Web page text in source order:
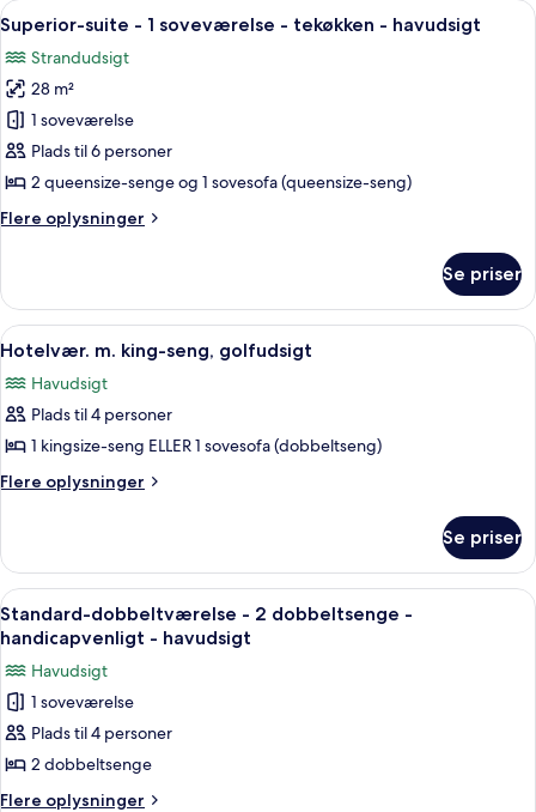
og
mikrobølgeovn
-
ved
stranden
Indlæs
alle
billeder
af
Superior-
suite
-
soveværelse
havudsigt
Et hotelværelse med to senge, et
20
Superior-suite - 1 soveværelse - tekøkken - havudsigt
Strandudsigt
28 m²
1 soveværelse
Plads til 6 personer
2 queensize-senge og 1 sovesofa (queensize-seng)
Flere oplysninger
Flere
suite
1
-
tekøkken
havudsigt
Se priser
Indlæs
alle
billeder
af
Hotelvær.
m.
golfudsigt
Et hotelværelse med en seng, en
8
Hotelvær. m. king-seng, golfudsigt
Havudsigt
Plads til 4 personer
1 kingsize-seng ELLER 1 sovesofa (dobbeltseng)
Flere oplysninger
Flere
m.
king-
seng,
golfudsigt
Se priser
Indlæs
alle
billeder
af
Standard-
dobbeltværelse
-
2
Et hotelværelse med to senge, et
11
Standard-dobbeltværelse - 2 dobbeltsenge -
handicapvenligt - havudsigt
Havudsigt
1 soveværelse
Plads til 4 personer
2 dobbeltsenge
Flere oplysninger
Flere